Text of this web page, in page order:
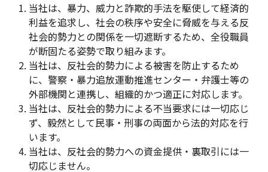
当社は、暴力、威力と詐欺的手法を駆使して経済的
利益を追求し、社会の秩序や安全に脅威を与える反
社会的勢力との関係を一切遮断するため、全役職員
が断固たる姿勢で取り組みます。
当社は、反社会的勢力による被害を防止するため
に、警察・暴力追放運動推進センター・弁護士等の
外部機関と連携し、組織的かつ適正に対応します。
当社は、反社会的勢力による不当要求には一切応じ
ず、毅然として民事・刑事の両面から法的対応を行
います。
当社は、反社会的勢力への資金提供・裏取引には一
切応じません。